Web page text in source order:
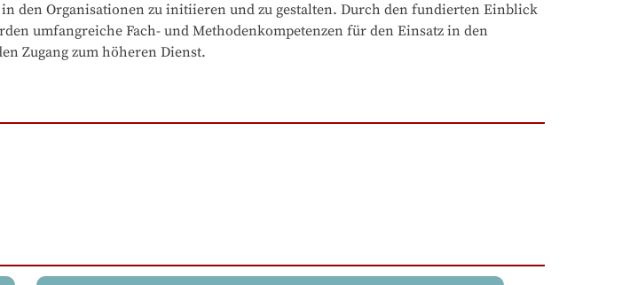
den Organisationen zu initiieren und zu gestalten. Durch den fundierten Einblick
umfangreiche Fach- und Methodenkompetenzen für den Einsatz in den
Zugang zum höheren Dienst.